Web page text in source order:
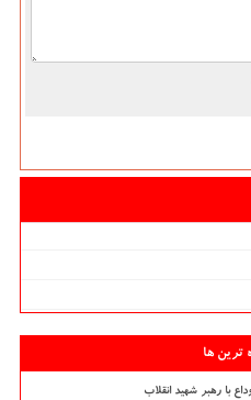
ترین ها
با رهبر شهید انقلاب